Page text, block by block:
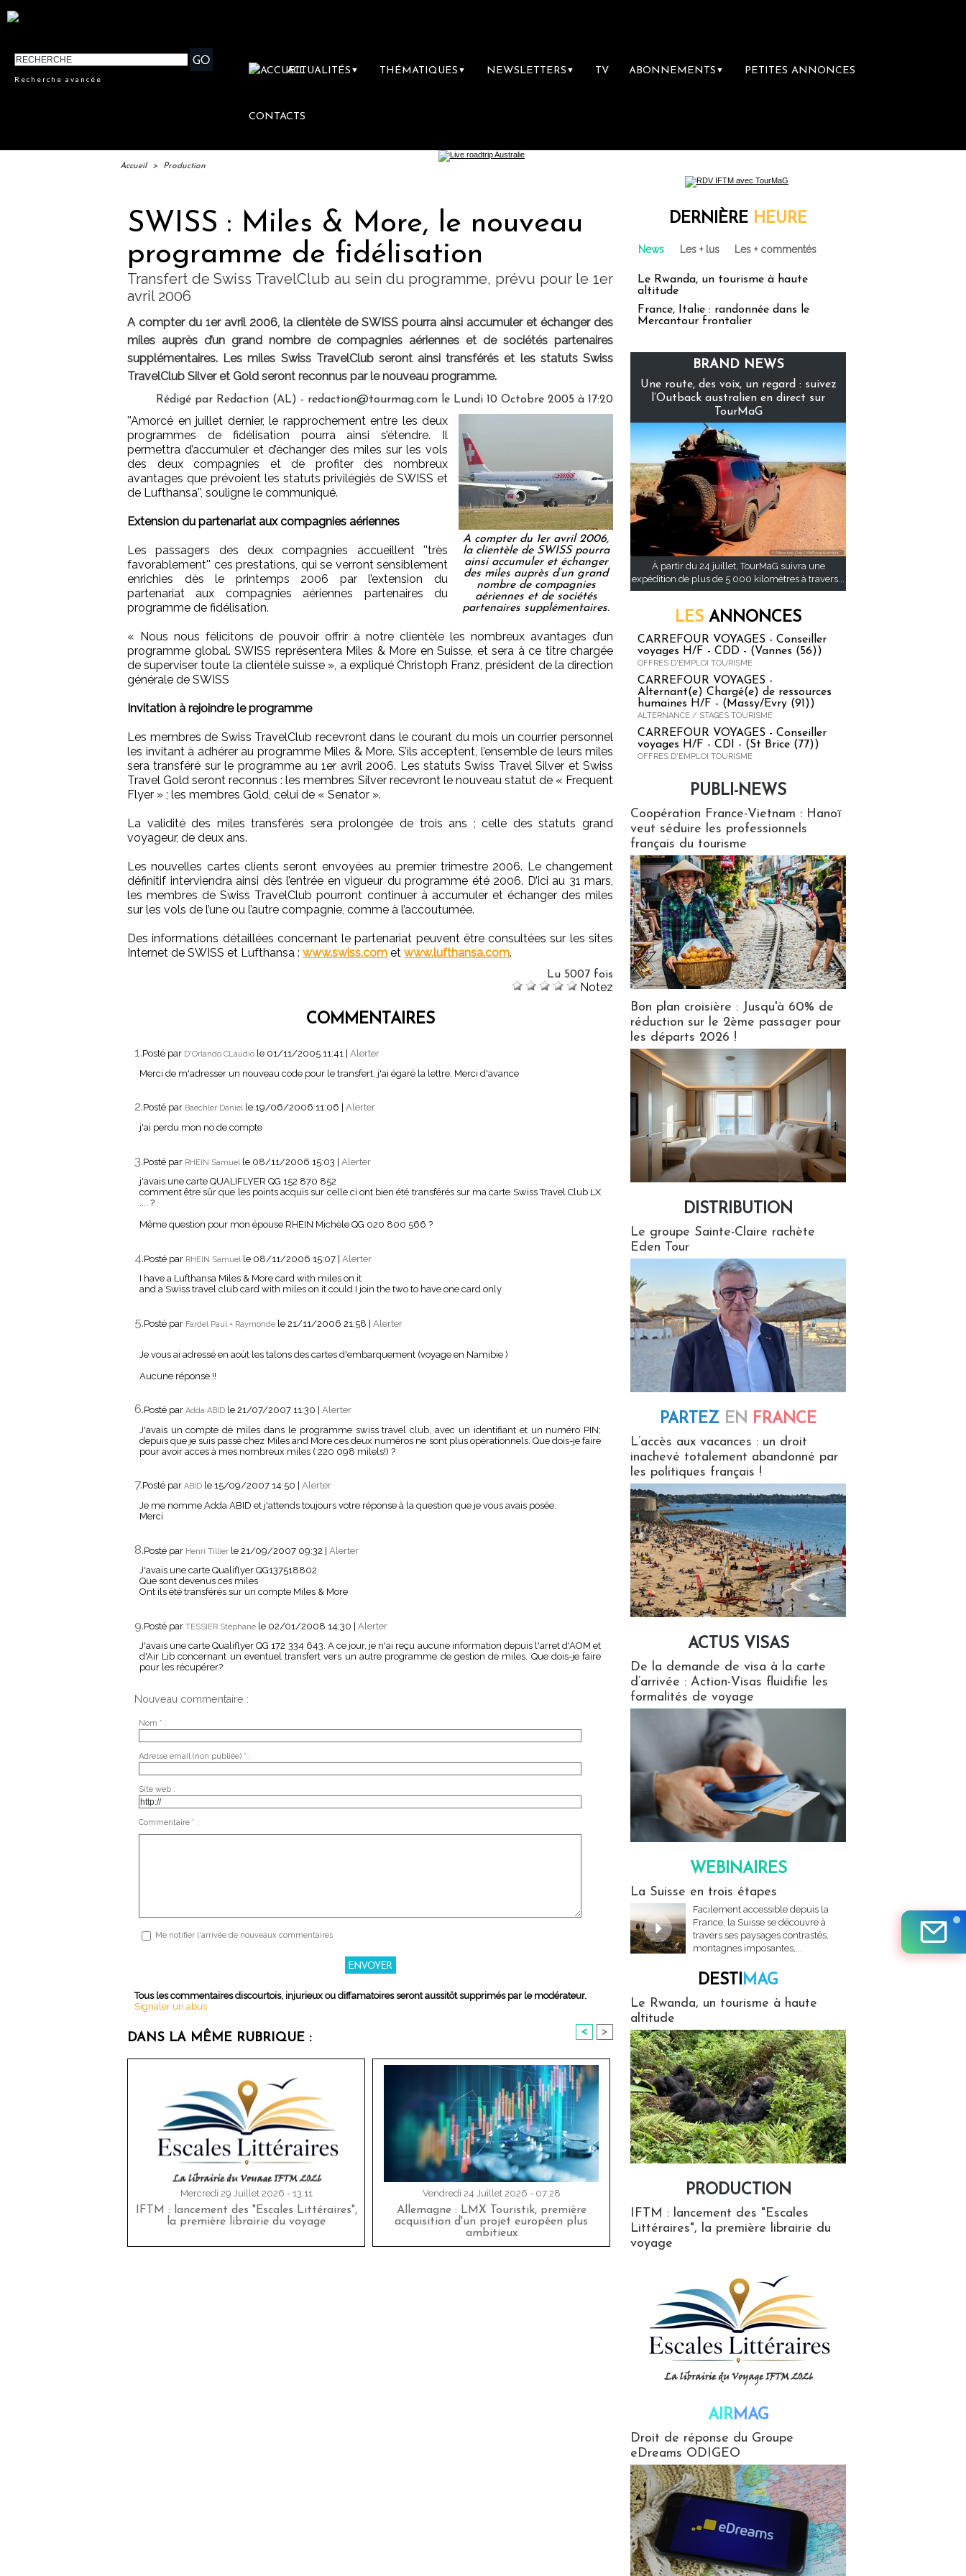
Recherche avancée
ACTUALITÉS ▼ THÉMATIQUES ▼ NEWSLETTERS ▼ TV ABONNEMENTS ▼ PETITES ANNONCES
CONTACTS
Accueil > Production
SWISS : Miles & More, le nouveau
programme de fidélisation
Transfert de Swiss TravelClub au sein du programme, prévu pour le 1er
avril 2006
A compter du 1er avril 2006, la clientèle de SWISS pourra ainsi accumuler et échanger des
miles auprès d’un grand nombre de compagnies aériennes et de sociétés partenaires
supplémentaires. Les miles Swiss TravelClub seront ainsi transférés et les statuts Swiss
TravelClub Silver et Gold seront reconnus par le nouveau programme.
Rédigé par Redaction (AL) - redaction@tourmag.com le Lundi 10 Octobre 2005 à 17:20
A compter du 1er avril 2006,
la clientèle de SWISS pourra
ainsi accumuler et échanger
des miles auprès d’un grand
nombre de compagnies
aériennes et de sociétés
partenaires supplémentaires.
''Amorcé en juillet dernier, le rapprochement entre les deux
programmes de fidélisation pourra ainsi s’étendre. Il
permettra d’accumuler et d’échanger des miles sur les vols
des deux compagnies et de profiter des nombreux
avantages que prévoient les statuts privilégiés de SWISS et
de Lufthansa'', souligne le communiqué.
Extension du partenariat aux compagnies aériennes
Les passagers des deux compagnies accueillent ''très
favorablement'' ces prestations, qui se verront sensiblement
enrichies dès le printemps 2006 par l’extension du
partenariat aux compagnies aériennes partenaires du
programme de fidélisation.
« Nous nous félicitons de pouvoir offrir à notre clientèle les nombreux avantages d’un
programme global. SWISS représentera Miles & More en Suisse, et sera à ce titre chargée
de superviser toute la clientèle suisse », a expliqué Christoph Franz, président de la direction
générale de SWISS
Invitation à rejoindre le programme
Les membres de Swiss TravelClub recevront dans le courant du mois un courrier personnel
les invitant à adhérer au programme Miles & More. S’ils acceptent, l’ensemble de leurs miles
sera transféré sur le programme au 1er avril 2006. Les statuts Swiss Travel Silver et Swiss
Travel Gold seront reconnus : les membres Silver recevront le nouveau statut de « Frequent
Flyer » ; les membres Gold, celui de « Senator ».
La validité des miles transférés sera prolongée de trois ans ; celle des statuts grand
voyageur, de deux ans.
Les nouvelles cartes clients seront envoyées au premier trimestre 2006. Le changement
définitif interviendra ainsi dès l’entrée en vigueur du programme été 2006. D’ici au 31 mars,
les membres de Swiss TravelClub pourront continuer à accumuler et échanger des miles
sur les vols de l’une ou l’autre compagnie, comme à l’accoutumée.
Des informations détaillées concernant le partenariat peuvent être consultées sur les sites
Internet de SWISS et Lufthansa : www.swiss.com et www.lufthansa.com.
Lu 5007 fois
Notez
COMMENTAIRES
1.Posté par D'Orlando CLaudio le 01/11/2005 11:41 Alerter
Merci de m'adresser un nouveau code pour le transfert, j'ai égaré la lettre. Merci d'avance
2.Posté par Baechler Daniel le 19/06/2006 11:06
Alerter
j'ai perdu mon no de compte
3.Posté par RHEIN Samuel le 08/11/2006 15:03 | Alerter
j'avais une carte QUALIFLYER QG 152 870 852
comment être sûr que les points acquis sur celle ci ont bien été transférés sur ma carte Swiss Travel Club LX
.... ?
Même question pour mon épouse RHEIN Michèle QG 020 800 566 ?
4.Posté par RHEIN Samuel le 08/11/2006 15:07 | Alerter
I have a Lufthansa Miles & More card with miles on it
and a Swiss travel club card with miles on it could I join the two to have one card only
5.Posté par Fardel Paul + Raymonde le 21/11/2006 21:58 Alerter
Je vous ai adressé en aoùt les talons des cartes d'embarquement (voyage en Namibie )
Aucune réponse !!
6.Posté par Adda ABID le 21/07/2007 11:30
Alerter
J'avais un compte de miles dans le programme swiss travel club, avec un identifiant et un numéro PIN;
depuis que je suis passé chez Miles and More ces deux numéros ne sont plus opérationnels. Que dois-je faire
pour avoir acces à mes nombreux miles ( 220 098 milels!) ?
7.Posté par ABID le 15/09/2007 14:50
Alerter
Je me nomme Adda ABID et j'attends toujours votre réponse à la question que je vous avais posée.
Merci
8.Posté par Henri Tillier le 21/09/2007 09:32 | Alerter
J'avais une carte Qualiflyer QG137518802
Que sont devenus ces miles
Ont ils été transférés sur un compte Miles & More
9.Posté par TESSIER Stéphane le 02/01/2008 14:30 | Alerter
J'avais une carte Qualiflyer QG 172 334 643. A ce jour, je n'ai reçu aucune information depuis l'arret d'AOM et
d'Air Lib concernant un eventuel transfert vers un autre programme de gestion de miles. Que dois-je faire
pour les récupérer?
Nouveau commentaire :
Nom * :
Adresse email (non publiée) * :
Site web :
Commentaire * :
Me notifier l'arrivée de nouveaux commentaires
Tous les commentaires discourtois, injurieux ou diffamatoires seront aussitôt supprimés par le modérateur.
Signaler un abus
DANS LA MÊME RUBRIQUE : < >
Mercredi 29 Juillet 2026 - 13:11
IFTM : lancement des "Escales Littéraires",
la première librairie du voyage
Vendredi 24 Juillet 2026 - 07:28
Allemagne : LMX Touristik, première
acquisition d'un projet européen plus
ambitieux
DERNIÈRE HEURE
News Les + lus Les + commentés
Le Rwanda, un tourisme à haute
altitude
France, Italie : randonnée dans le
Mercantour frontalier
BRAND NEWS
Une route, des voix, un regard : suivez
l’Outback australien en direct sur
TourMaG
À partir du 24 juillet, TourMaG suivra une
expédition de plus de 5 000 kilomètres à travers...
LES ANNONCES
CARREFOUR VOYAGES - Conseiller
voyages H/F - CDD - (Vannes (56))
OFFRES D'EMPLOI TOURISME
CARREFOUR VOYAGES -
Alternant(e) Chargé(e) de ressources
humaines H/F - (Massy/Evry (91))
ALTERNANCE / STAGES TOURISME
CARREFOUR VOYAGES - Conseiller
voyages H/F - CDI - (St Brice (77))
OFFRES D'EMPLOI TOURISME
PUBLI-NEWS
Coopération France-Vietnam : Hanoï
veut séduire les professionnels
français du tourisme
Bon plan croisière : Jusqu'à 60% de
réduction sur le 2ème passager pour
les départs 2026 !
DISTRIBUTION
Le groupe Sainte-Claire rachète
Eden Tour
PARTEZ EN FRANCE
L’accès aux vacances : un droit
inachevé totalement abandonné par
les politiques français !
ACTUS VISAS
De la demande de visa à la carte
d’arrivée : Action-Visas fluidifie les
formalités de voyage
WEBINAIRES
La Suisse en trois étapes
Facilement accessible depuis la
France, la Suisse se découvre à
travers ses paysages contrastés,
montagnes imposantes,...
DESTIMAG
Le Rwanda, un tourisme à haute
altitude
PRODUCTION
IFTM : lancement des "Escales
Littéraires", la première librairie du
voyage
AIRMAG
Droit de réponse du Groupe
eDreams ODIGEO